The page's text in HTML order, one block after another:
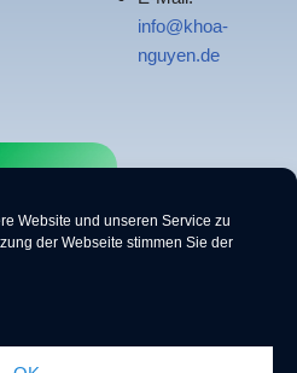
Website und unseren Service zu
der Webseite stimmen Sie der
info@khoa-
nguyen.de
(SEO, SEA, Social Ads)